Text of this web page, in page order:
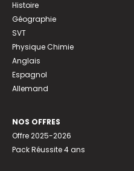
Histoire
Géographie
SVT
Physique Chimie
Anglais
Espagnol
Allemand
NOS OFFRES
Offre 2025-2026
Pack Réussite 4 ans